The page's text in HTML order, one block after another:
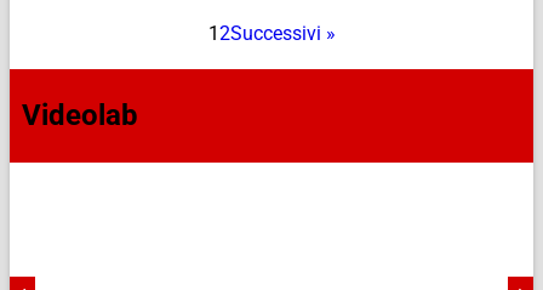
12Successivi »
Videolab